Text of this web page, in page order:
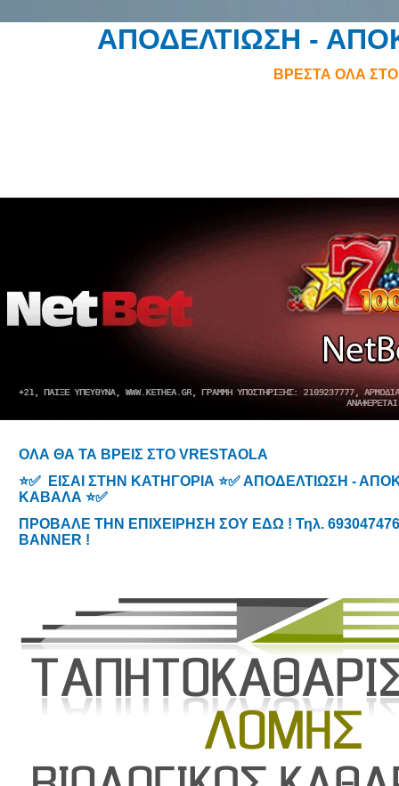
ΑΠΟΔΕΛΤΙΩΣΗ -
ΒΡΕΣΤΑ ΟΛΑ
ΟΛΑ ΘΑ ΤΑ ΒΡΕΙΣ ΣΤΟ VRESTAOLA
⭐✅ ΕΙΣΑΙ ΣΤΗΝ ΚΑΤΗΓΟΡΙΑ ⭐✅ ΑΠΟΔΕΛΤΙΩΣΗ -
ΚΑΒΑΛΑ ⭐✅
ΠΡΟΒΑΛΕ ΤΗΝ ΕΠΙΧΕΙΡΗΣΗ ΣΟΥ ΕΔΩ ! Τηλ.
BANNER !